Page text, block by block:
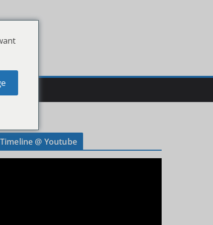
Timeline @ Youtube